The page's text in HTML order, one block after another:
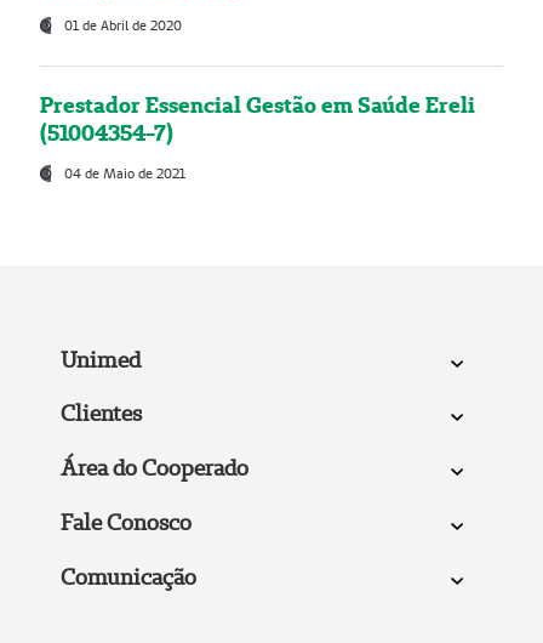
01 de Abril de 2020
Prestador Essencial Gestão em Saúde Ereli
(51004354-7)
04 de Maio de 2021
Unimed
Clientes
Área do Cooperado
Fale Conosco
Comunicação